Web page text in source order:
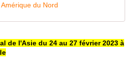
Amérique du Nord
de l'Asie du 24 au 27 février 2023 à